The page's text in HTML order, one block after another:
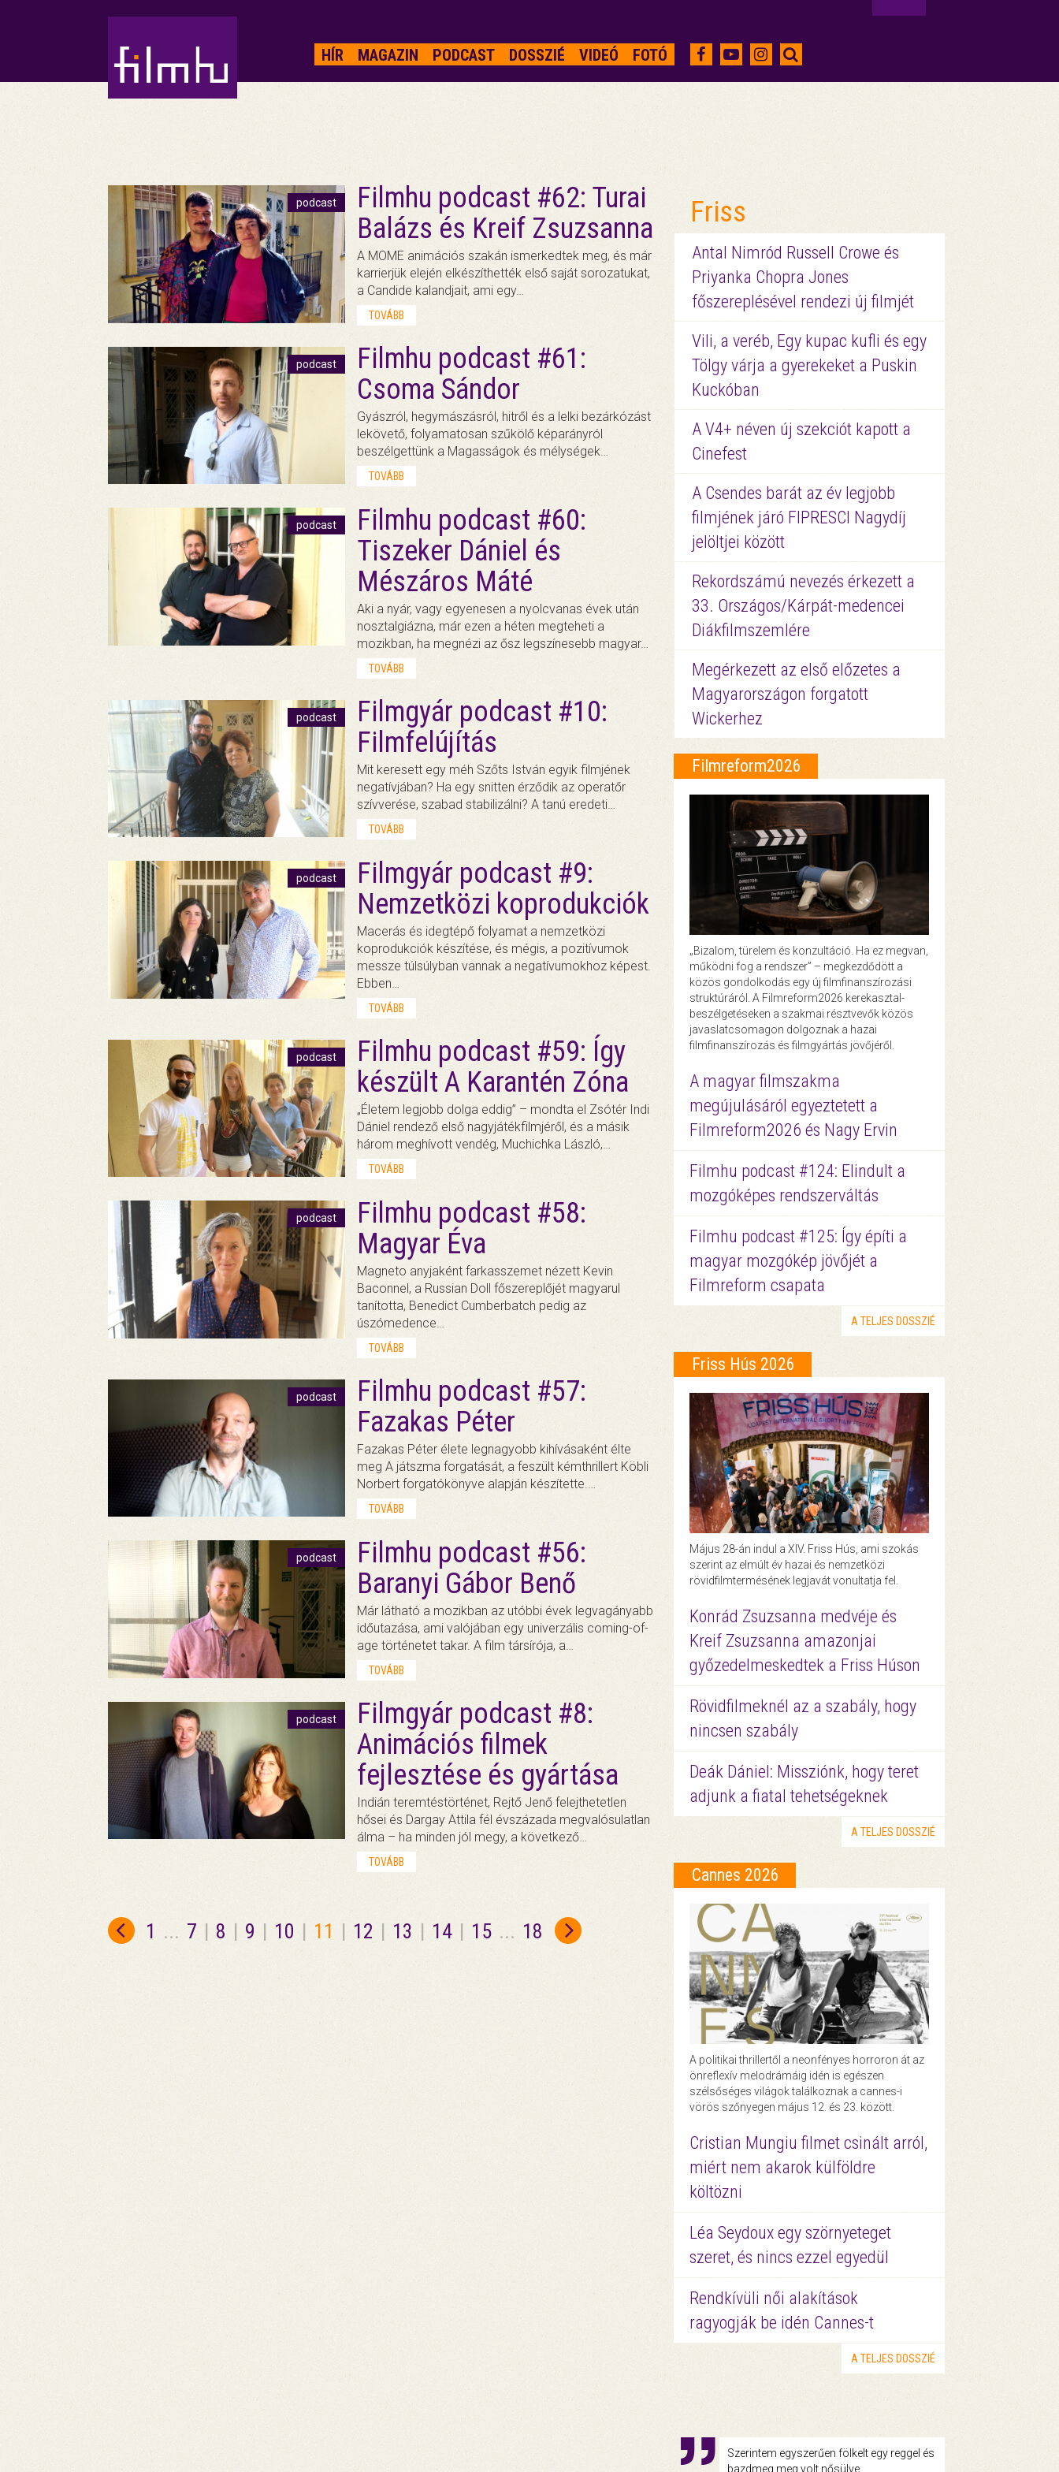
HÍR MAGAZIN PODCAST DOSSZIÉ VIDEÓ FOTÓ
podcast
Filmhu podcast #62: Turai
Balázs és Kreif Zsuzsanna
A MOME animációs szakán ismerkedtek meg, és már
karrierjük elején elkészíthették első saját sorozatukat,
a Candide kalandjait, ami egy…
TOVÁBB
podcast
Filmhu podcast #61:
Csoma Sándor
Gyászról, hegymászásról, hitről és a lelki bezárkózást
lekövető, folyamatosan szűkölő képarányról
beszélgettünk a Magasságok és mélységek…
TOVÁBB
podcast
Filmhu podcast #60:
Tiszeker Dániel és
Mészáros Máté
Aki a nyár, vagy egyenesen a nyolcvanas évek után
nosztalgiázna, már ezen a héten megteheti a
mozikban, ha megnézi az ősz legszínesebb magyar…
TOVÁBB
podcast
Filmgyár podcast #10:
Filmfelújítás
Mit keresett egy méh Szőts István egyik filmjének
negatívjában? Ha egy snitten érződik az operatőr
szívverése, szabad stabilizálni? A tanú eredeti…
TOVÁBB
podcast
Filmgyár podcast #9:
Nemzetközi koprodukciók
Macerás és idegtépő folyamat a nemzetközi
koprodukciók készítése, és mégis, a pozitívumok
messze túlsúlyban vannak a negatívumokhoz képest.
Ebben…
TOVÁBB
podcast
Filmhu podcast #59: Így
készült A Karantén Zóna
„Életem legjobb dolga eddig” – mondta el Zsótér Indi
Dániel rendező első nagyjátékfilmjéről, és a másik
három meghívott vendég, Muchichka László,…
TOVÁBB
podcast
Filmhu podcast #58:
Magyar Éva
Magneto anyjaként farkasszemet nézett Kevin
Baconnel, a Russian Doll főszereplőjét magyarul
tanította, Benedict Cumberbatch pedig az
úszómedence…
TOVÁBB
podcast
Filmhu podcast #57:
Fazakas Péter
Fazakas Péter élete legnagyobb kihívásaként élte
meg A játszma forgatását, a feszült kémthrillert Köbli
Norbert forgatókönyve alapján készítette.…
TOVÁBB
podcast
Filmhu podcast #56:
Baranyi Gábor Benő
Már látható a mozikban az utóbbi évek legvagányabb
időutazása, ami valójában egy univerzális coming-of-
age történetet takar. A film társírója, a…
TOVÁBB
podcast
Filmgyár podcast #8:
Animációs filmek
fejlesztése és gyártása
Indián teremtéstörténet, Rejtő Jenő felejthetetlen
hősei és Dargay Attila fél évszázada megvalósulatlan
álma – ha minden jól megy, a következő…
TOVÁBB
1 ... 7 | 8 | 9 | 10 | 11 | 12 | 13 | 14 | 15 ... 18
Friss
Antal Nimród Russell Crowe és
Priyanka Chopra Jones
főszereplésével rendezi új filmjét
Vili, a veréb, Egy kupac kufli és egy
Tölgy várja a gyerekeket a Puskin
Kuckóban
A V4+ néven új szekciót kapott a
Cinefest
A Csendes barát az év legjobb
filmjének járó FIPRESCI Nagydíj
jelöltjei között
Rekordszámú nevezés érkezett a
33. Országos/Kárpát-medencei
Diákfilmszemlére
Megérkezett az első előzetes a
Magyarországon forgatott
Wickerhez
Filmreform2026
„Bizalom, türelem és konzultáció. Ha ez megvan,
működni fog a rendszer” – megkezdődött a
közös gondolkodás egy új filmfinanszírozási
struktúráról. A Filmreform2026 kerekasztal-
beszélgetéseken a szakmai résztvevők közös
javaslatcsomagon dolgoznak a hazai
filmfinanszírozás és filmgyártás jövőjéről.
A magyar filmszakma
megújulásáról egyeztetett a
Filmreform2026 és Nagy Ervin
Filmhu podcast #124: Elindult a
mozgóképes rendszerváltás
Filmhu podcast #125: Így építi a
magyar mozgókép jövőjét a
Filmreform csapata
A TELJES DOSSZIÉ
Friss Hús 2026
Május 28-án indul a XIV. Friss Hús, ami szokás
szerint az elmúlt év hazai és nemzetközi
rövidfilmtermésének legjavát vonultatja fel.
Konrád Zsuzsanna medvéje és
Kreif Zsuzsanna amazonjai
győzedelmeskedtek a Friss Húson
Rövidfilmeknél az a szabály, hogy
nincsen szabály
Deák Dániel: Missziónk, hogy teret
adjunk a fiatal tehetségeknek
A TELJES DOSSZIÉ
Cannes 2026
A politikai thrillertől a neonfényes horroron át az
önreflexív melodrámáig idén is egészen
szélsőséges világok találkoznak a cannes-i
vörös szőnyegen május 12. és 23. között.
Cristian Mungiu filmet csinált arról,
miért nem akarok külföldre
költözni
Léa Seydoux egy szörnyeteget
szeret, és nincs ezzel egyedül
Rendkívüli női alakítások
ragyogják be idén Cannes-t
A TELJES DOSSZIÉ
Szerintem egyszerűen fölkelt egy reggel és
bazdmeg meg volt nősülve.